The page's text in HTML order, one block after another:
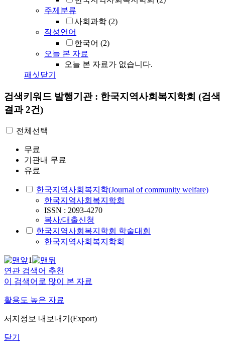
주제분류
사회과학 (2)
작성언어
한국어 (2)
오늘 본 자료
오늘 본 자료가 없습니다.
패싯닫기
검색키워드 발행기관 : 한국지역사회복지학회 (검색
결과 2건)
전체선택
무료
기관내 무료
유료
한국지역사회복지학(Journal of community welfare)
한국지역사회복지학회
ISSN : 2093-4270
복사/대출신청
한국지역사회복지학회 학술대회
한국지역사회복지학회
1
연관 검색어 추천
이 검색어로 많이 본 자료
활용도 높은 자료
서지정보 내보내기(Export)
닫기